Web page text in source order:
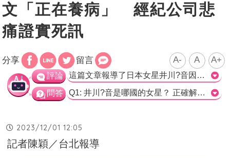
文「正在養病」 經紀公司悲
痛證實死訊
分享 留言 A- A A+
評論 這篇文章報導了日本女星井川?音因病逝世的消息。根據經紀公司的聲明，井川?音在11月18日凌晨因身體狀況不佳長眠，享年31歲。文章提到了她甜美可愛的外型和受歡迎的穿搭照，以及她在一些作品中的演出。然而，關於她的病因和死亡原因，文章並未提供相關資訊。葬禮僅開放給家屬參與。 這篇文章中提到了井川?音的突然逝世讓粉絲相當震驚，並對她的生前表現表示感謝。然而，我認為這篇報導缺乏對井川?音的事業和演藝生涯的更深入介紹。另外，文章也缺乏對公?對井川?音逝世的反應以及對她個人和職業生涯的回顧。更多的相關資訊和訪問可能有助於讀者更深入了解井川?音的遺產。最後，我希望這篇報導能以更尊重和體貼的方式報導井川?音的逝世。>
問答 Q1: 井川?音是哪國的女星？ 正確解答：日本 Q2: 井川?音是因病逝世，享年幾歲？ 正確解答：31歲 Q3: 經紀公司公布了井川?音的死因嗎？ 正確解答：否
2023/12/01 12:05
記者陳穎／台北報導